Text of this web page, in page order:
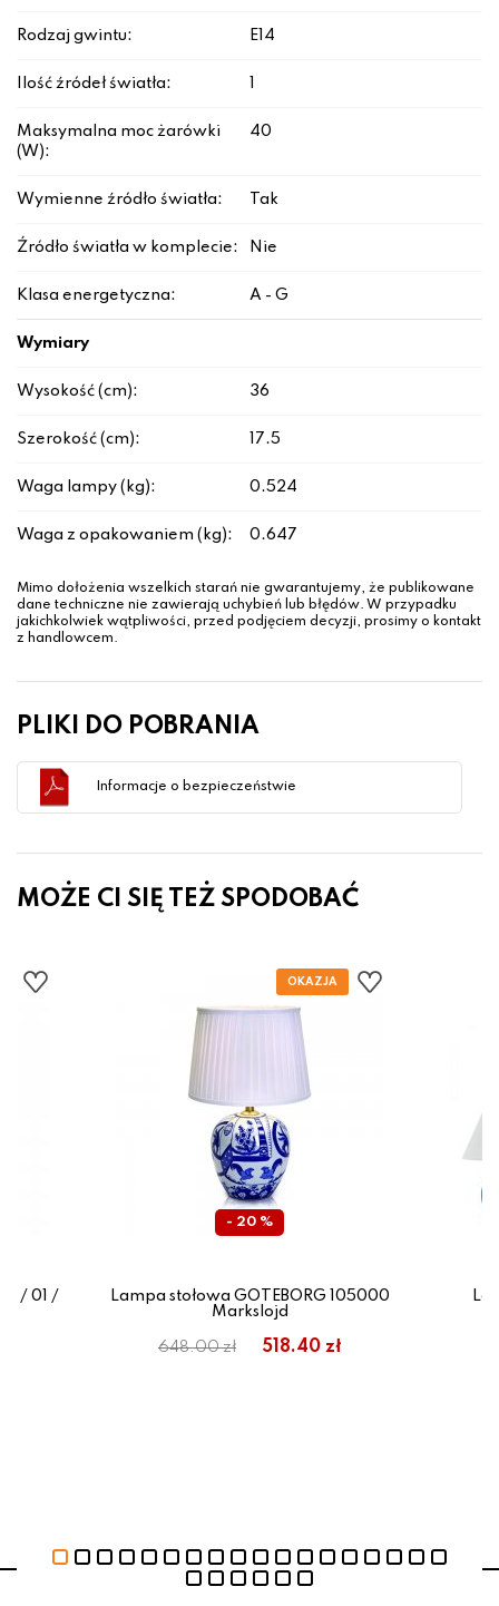
Rodzaj gwintu: E14
Ilość źródeł światła:
Maksymalna moc żarówki
(W):
40
Wymienne źródło światła: Tak
Źródło światła w komplecie: Nie
Klasa energetyczna: A - G
Wymiary
Wysokość (cm): 36
Szerokość (cm): 17.5
Waga lampy (kg): 0.524
Waga z opakowaniem (kg): 0.647
Mimo dołożenia wszelkich starań nie gwarantujemy, że publikowane
dane techniczne nie zawierają uchybień lub błędów. W przypadku
jakichkolwiek wątpliwości, przed podjęciem decyzji, prosimy o kontakt
z handlowcem.
PLIKI DO POBRANIA
Informacje o bezpieczeństwie
MOŻE CI SIĘ TEŻ SPODOBAĆ
/ 01 /
- 20 %
Lampa stołowa GOTEBORG 105000
Markslojd
648.00 zł 518.40 zł